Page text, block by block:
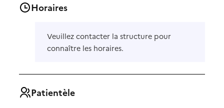
Horaires
Veuillez contacter la structure pour
connaître les horaires.
Patientèle